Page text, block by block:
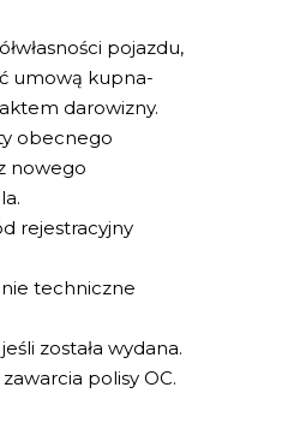
pojazdu,
umową kupna-
darowizny.
obecnego
nowego
rejestracyjny
techniczne
została wydana.
polisy OC.